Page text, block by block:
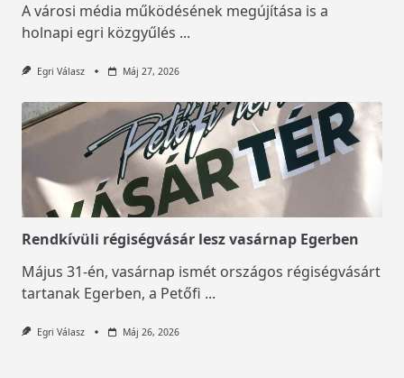
A városi média működésének megújítása is a
holnapi egri közgyűlés ...
Egri Válasz Máj 27, 2026
Rendkívüli régiségvásár lesz vasárnap Egerben
Május 31-én, vasárnap ismét országos régiségvásárt
tartanak Egerben, a Petőfi ...
Egri Válasz Máj 26, 2026